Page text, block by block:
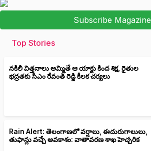
Subscribe Magazine
Top Stories
నకిలీ విత్తనాలు అమ్మితే ఆ యాక్టు కింద శిక్ష, రైతుల
భద్రతకు సీఎం రేవంత్ రెడ్డి కీలక చర్యలు
Rain Alert: తెలంగాణలో వర్షాలు, ఈదురుగాలులు,
తుఫాన్లు వచ్చే అవకాశం: వాతావరణ శాఖ హెచ్చరిక